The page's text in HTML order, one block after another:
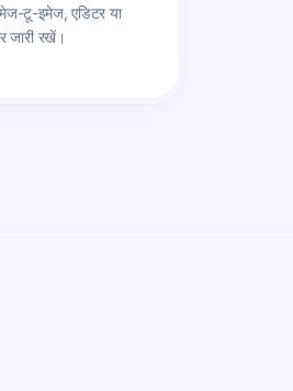
टू-इमेज, एडिटर या
जारी रखें।